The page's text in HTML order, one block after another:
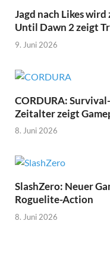
Jagd nach Likes
Until Dawn 2 zeigt
9. Juni 2026
CORDURA:
Zeitalter zeigt
8. Juni 2026
SlashZero: Neuer
Roguelite-Action
8. Juni 2026